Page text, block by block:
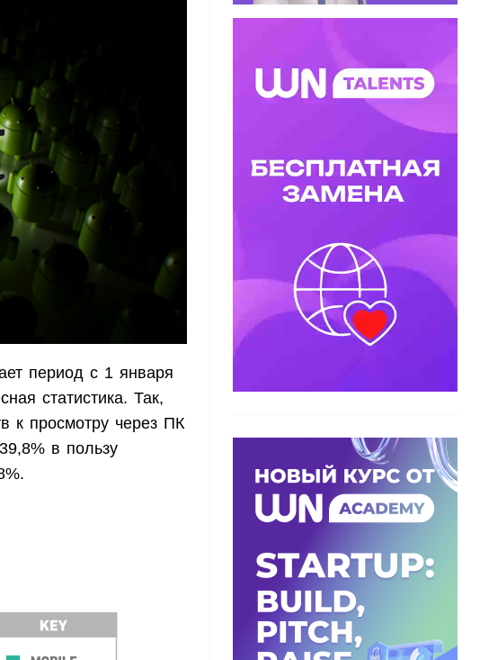
период с 1 января
статистика. Так,
к просмотру через ПК
в пользу